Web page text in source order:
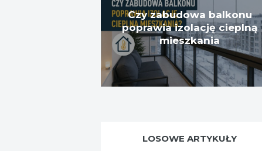
Czy zabudowa balkonu
poprawia izolację cieplną
mieszkania
LOSOWE ARTYKUŁY